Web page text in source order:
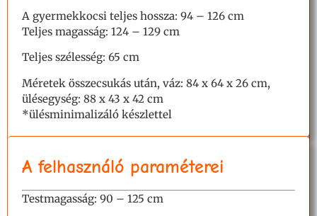
A gyermekkocsi teljes hossza: 94 – 126 cm
Teljes magasság: 124 – 129 cm
Teljes szélesség: 65 cm
Méretek összecsukás után, váz: 84 x 64 x 26 cm,
ülésegység: 88 x 43 x 42 cm
*ülésminimalizáló készlettel
A felhasználó paraméterei
Testmagasság: 90 – 125 cm